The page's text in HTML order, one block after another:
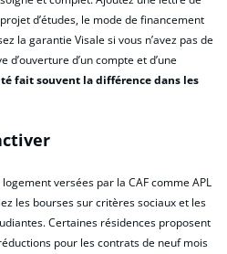
d’études, le mode de financement
la garantie Visale si vous n’avez pas de
d’un compte et d’une
fait souvent la différence dans les
versées par la CAF comme APL
les bourses sur critères sociaux et les
Certaines résidences proposent
pour les contrats de neuf mois